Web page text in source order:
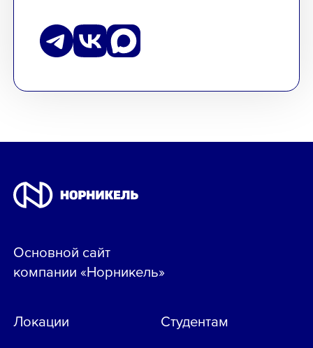
Основной сайт
компании «Норникель»
Локации
Студентам